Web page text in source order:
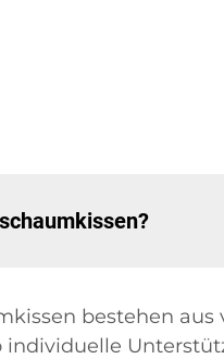
bestehen
individuelle